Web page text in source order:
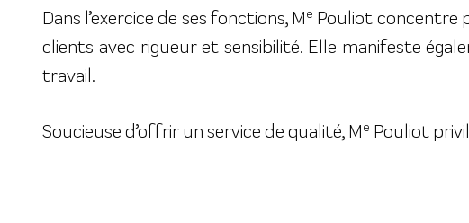
Dans l’exercice de ses fonctions, Me Pouliot concentre
clients avec rigueur et sensibilité. Elle manifeste
travail.
Soucieuse d’offrir un service de qualité, Me Pouliot